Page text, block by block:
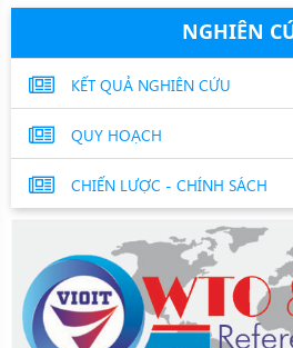
NGHIÊN
KẾT QUẢ NGHIÊN CỨU
QUY HOẠCH
CHIẾN LƯỢC - CHÍNH SÁCH